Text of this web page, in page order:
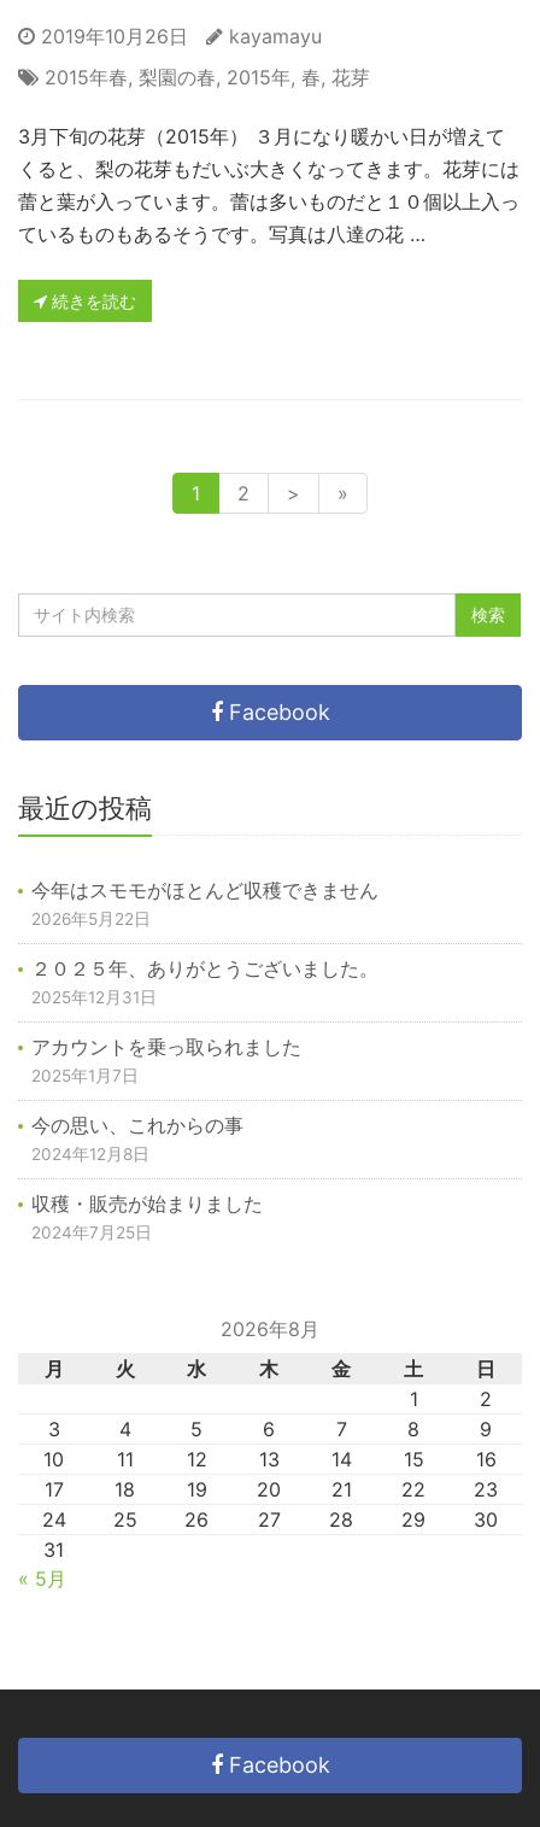
2019年10月26日
kayamayu
2015年春, 梨園の春, 2015年, 春, 花芽
3月下旬の花芽（2015年） ３月になり暖かい日が増えて
くると、梨の花芽もだいぶ大きくなってきます。花芽には
蕾と葉が入っています。蕾は多いものだと１０個以上入っ
ているものもあるそうです。写真は八達の花 …
続きを読む
1 2 > »
Facebook
最近の投稿
今年はスモモがほとんど収穫できません
2026年5月22日
２０２５年、ありがとうございました。
2025年12月31日
アカウントを乗っ取られました
2025年1月7日
今の思い、これからの事
2024年12月8日
収穫・販売が始まりました
2024年7月25日
2026年8月
月
火 水 木 金 土
日
1
2
3
4 5 6 7 8
9
10
11 12 13 14 15
16
17
18 19 20 21 22
23
24
25 26 27 28 29
30
31
« 5月
Facebook